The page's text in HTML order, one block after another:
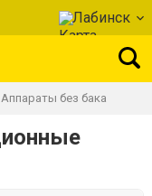
Лабинск
Аппараты без бака